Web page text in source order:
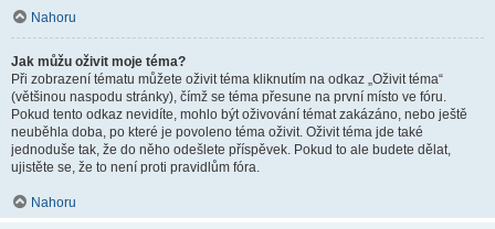
Nahoru
Jak můžu oživit moje téma?
Při zobrazení tématu můžete oživit téma kliknutím na odkaz „Oživit téma“
(většinou naspodu stránky), čímž se téma přesune na první místo ve fóru.
Pokud tento odkaz nevidíte, mohlo být oživování témat zakázáno, nebo ještě
neuběhla doba, po které je povoleno téma oživit. Oživit téma jde také
jednoduše tak, že do něho odešlete příspěvek. Pokud to ale budete dělat,
ujistěte se, že to není proti pravidlům fóra.
Nahoru